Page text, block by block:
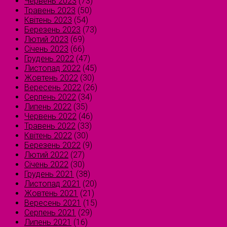
Травень 2023 (50)
Квітень 2023 (54)
Березень 2023 (73)
Лютий 2023 (69)
Січень 2023 (66)
Грудень 2022 (47)
Листопад 2022 (45)
Жовтень 2022 (30)
Вересень 2022 (26)
Серпень 2022 (34)
Липень 2022 (35)
Червень 2022 (46)
Травень 2022 (33)
Квітень 2022 (30)
Березень 2022 (9)
Лютий 2022 (27)
Січень 2022 (30)
Грудень 2021 (38)
Листопад 2021 (20)
Жовтень 2021 (21)
Вересень 2021 (15)
Серпень 2021 (29)
Липень 2021 (16)